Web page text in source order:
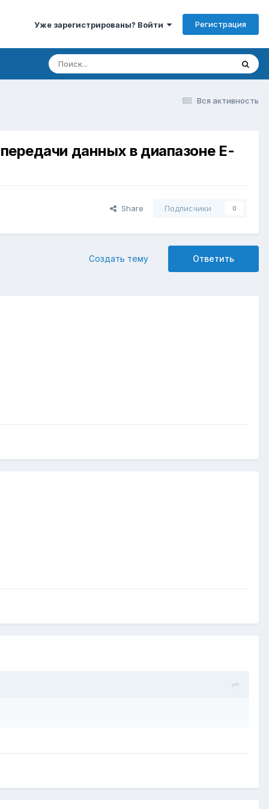
Уже зарегистрированы? Войти Регистрация
Вся активность
данных в диапазоне E-
Share Подписчики 0
Ответить
Создать тему